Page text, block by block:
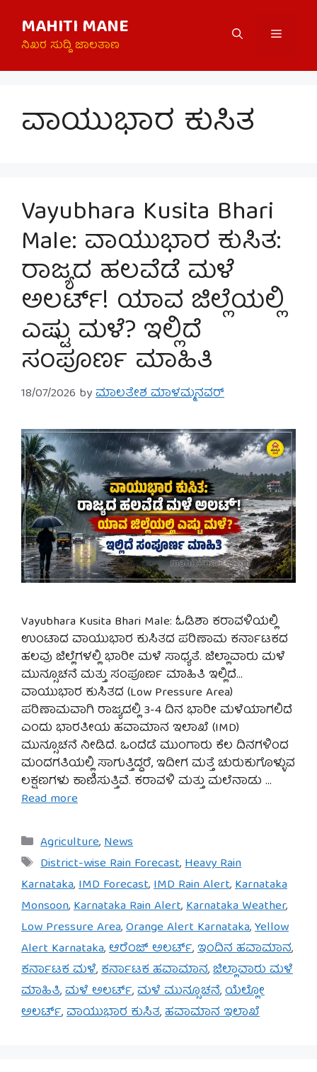
content
MAHITI MANE
ನಿಖರ ಸುದ್ದಿ ಜಾಲತಾಣ
Menu
ವಾಯುಭಾರ ಕುಸಿತ
Vayubhara Kusita Bhari
Male: ವಾಯುಭಾರ ಕುಸಿತ:
ರಾಜ್ಯದ ಹಲವೆಡೆ ಮಳೆ
ಅಲರ್ಟ್! ಯಾವ ಜಿಲ್ಲೆಯಲ್ಲಿ
ಎಷ್ಟು ಮಳೆ? ಇಲ್ಲಿದೆ
ಸಂಪೂರ್ಣ ಮಾಹಿತಿ
18/07/2026 byಮಾಲತೇಶ ಮಾಳಮ್ಮನವರ್
Vayubhara Kusita Bhari Male: ಓಡಿಶಾ ಕರಾವಳಿಯಲ್ಲಿ
ಉಂಟಾದ ವಾಯುಭಾರ ಕುಸಿತದ ಪರಿಣಾಮ ಕರ್ನಾಟಕದ
ಹಲವು ಜಿಲ್ಲೆಗಳಲ್ಲಿ ಭಾರೀ ಮಳೆ ಸಾಧ್ಯತೆ. ಜಿಲ್ಲಾವಾರು ಮಳೆ
ಮುನ್ಸೂಚನೆ ಮತ್ತು ಸಂಪೂರ್ಣ ಮಾಹಿತಿ ಇಲ್ಲಿದೆ…
ವಾಯುಭಾರ ಕುಸಿತದ (Low Pressure Area)
ಪರಿಣಾಮವಾಗಿ ರಾಜ್ಯದಲ್ಲಿ 3-4 ದಿನ ಭಾರೀ ಮಳೆಯಾಗಲಿದೆ
ಎಂದು ಭಾರತೀಯ ಹವಾಮಾನ ಇಲಾಖೆ (IMD)
ಮುನ್ಸೂಚನೆ ನೀಡಿದೆ. ಒಂದೆಡೆ ಮುಂಗಾರು ಕೆಲ ದಿನಗಳಿಂದ
ಮಂದಗತಿಯಲ್ಲಿ ಸಾಗುತ್ತಿದ್ದರೆ, ಇದೀಗ ಮತ್ತೆ ಚುರುಕುಗೊಳ್ಳುವ
ಲಕ್ಷಣಗಳು ಕಾಣಿಸುತ್ತಿವೆ. ಕರಾವಳಿ ಮತ್ತು ಮಲೆನಾಡು …
Read more
Categories
Agriculture,News
Tags
District-wise Rain Forecast,Heavy Rain
Karnataka,IMD Forecast,IMD Rain Alert,Karnataka
Monsoon,Karnataka Rain Alert,Karnataka Weather,
Low Pressure Area,Orange Alert Karnataka,Yellow
Alert Karnataka,ಆರೆಂಜ್ ಅಲರ್ಟ್,ಇಂದಿನ ಹವಾಮಾನ,
ಕರ್ನಾಟಕ ಮಳೆ,ಕರ್ನಾಟಕ ಹವಾಮಾನ,ಜಿಲ್ಲಾವಾರು ಮಳೆ
ಮಾಹಿತಿ,ಮಳೆ ಅಲರ್ಟ್,ಮಳೆ ಮುನ್ಸೂಚನೆ,ಯೆಲ್ಲೋ
ಅಲರ್ಟ್,ವಾಯುಭಾರ ಕುಸಿತ,ಹವಾಮಾನ ಇಲಾಖೆ